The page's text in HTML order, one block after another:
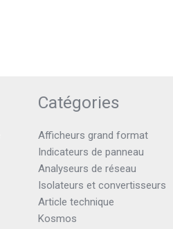
Catégories
Afficheurs grand format
Indicateurs de panneau
Analyseurs de réseau
Isolateurs et convertisseurs
Article technique
Kosmos